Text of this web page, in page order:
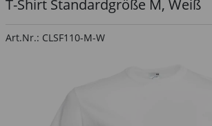
T-Shirt Standardgröße M, Weiß
Art.Nr.: CLSF110-M-W